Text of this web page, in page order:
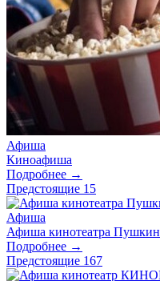
Афиша
Киноафиша
Подробнее →
Предстоящие 15
Афиша
Афиша кинотеатра Пушкин
Подробнее →
Предстоящие 167